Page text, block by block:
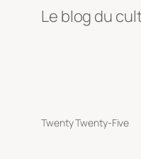
Le blog du
Twenty Twenty-Five